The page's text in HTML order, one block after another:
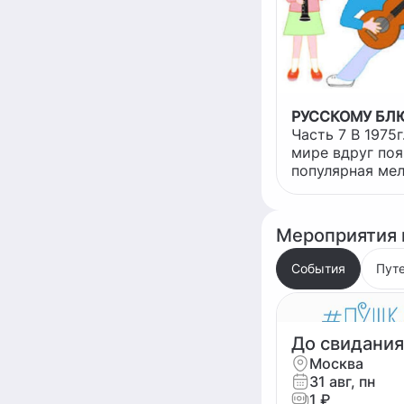
РУССКОМУ
Часть 7 В 1975г. в музыкальном
мире вдруг
популярная
блестящий
исполнении
итальянского
Деду повезло
специальном
демзале, где
эту мелодию в
мощных
Мероприятия
События
До
Москва
31 авг, пн
1 ₽